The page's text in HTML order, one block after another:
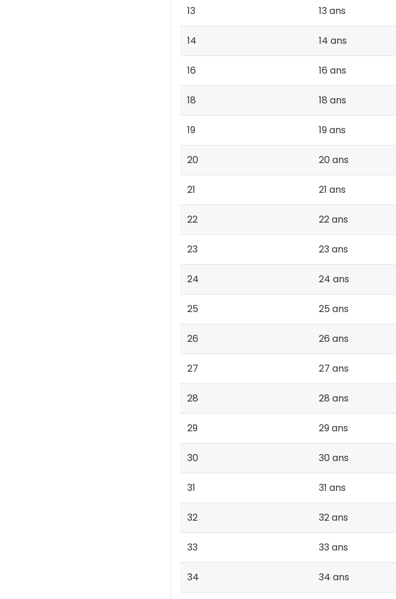
13 13 ans
14 14 ans
16 16 ans
18 18 ans
19 19 ans
20 20 ans
21 21 ans
22 22 ans
23 23 ans
24 24 ans
25 25 ans
26 26 ans
27 27 ans
28 28 ans
29 29 ans
30 30 ans
31 31 ans
32 32 ans
33 33 ans
34 34 ans